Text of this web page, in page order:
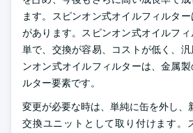
ます。スピンオン式オイルフィルタ
があります。スピンオン式オイルフ
単で、交換が容易、コストが低く、
ンオン式オイルフィルターは、金属
ルター要素です。
変更が必要な時は、単純に缶を外し、
交換ユニットとして取り付けます。